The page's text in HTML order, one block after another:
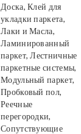
Доска, Клей для
укладки паркета,
Лаки и Масла,
Ламинированный
паркет, Лестничные
паркетные системы,
Модульный паркет,
Пробковый пол,
Реечные
перегородки,
Сопутствующие